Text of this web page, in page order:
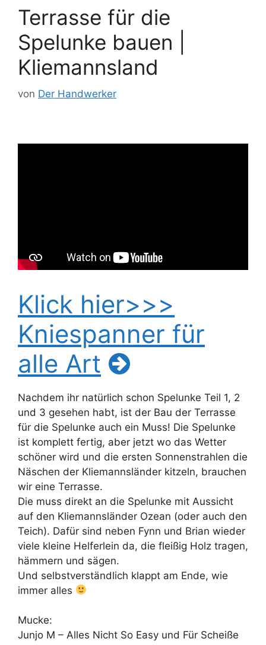
Terrasse für die
Spelunke bauen |
Kliemannsland
von Der Handwerker
Klick hier>>>
Kniespanner für
alle Art
Nachdem ihr natürlich schon Spelunke Teil 1, 2
und 3 gesehen habt, ist der Bau der Terrasse
für die Spelunke auch ein Muss! Die Spelunke
ist komplett fertig, aber jetzt wo das Wetter
schöner wird und die ersten Sonnenstrahlen die
Näschen der Kliemannsländer kitzeln, brauchen
wir eine Terrasse.
Die muss direkt an die Spelunke mit Aussicht
auf den Kliemannsländer Ozean (oder auch den
Teich). Dafür sind neben Fynn und Brian wieder
viele kleine Helferlein da, die fleißig Holz tragen,
hämmern und sägen.
Und selbstverständlich klappt am Ende, wie
immer alles
Mucke:
Junjo M – Alles Nicht So Easy und Für Scheiße